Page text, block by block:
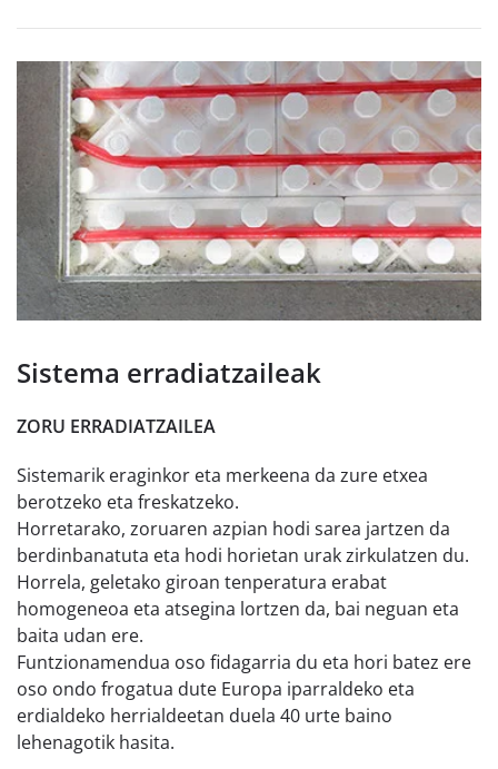
Sistema erradiatzaileak
ZORU ERRADIATZAILEA
Sistemarik eraginkor eta merkeena da zure etxea
berotzeko eta freskatzeko.
Horretarako, zoruaren azpian hodi sarea jartzen da
berdinbanatuta eta hodi horietan urak zirkulatzen du.
Horrela, geletako giroan tenperatura erabat
homogeneoa eta atsegina lortzen da, bai neguan eta
baita udan ere.
Funtzionamendua oso fidagarria du eta hori batez ere
oso ondo frogatua dute Europa iparraldeko eta
erdialdeko herrialdeetan duela 40 urte baino
lehenagotik hasita.